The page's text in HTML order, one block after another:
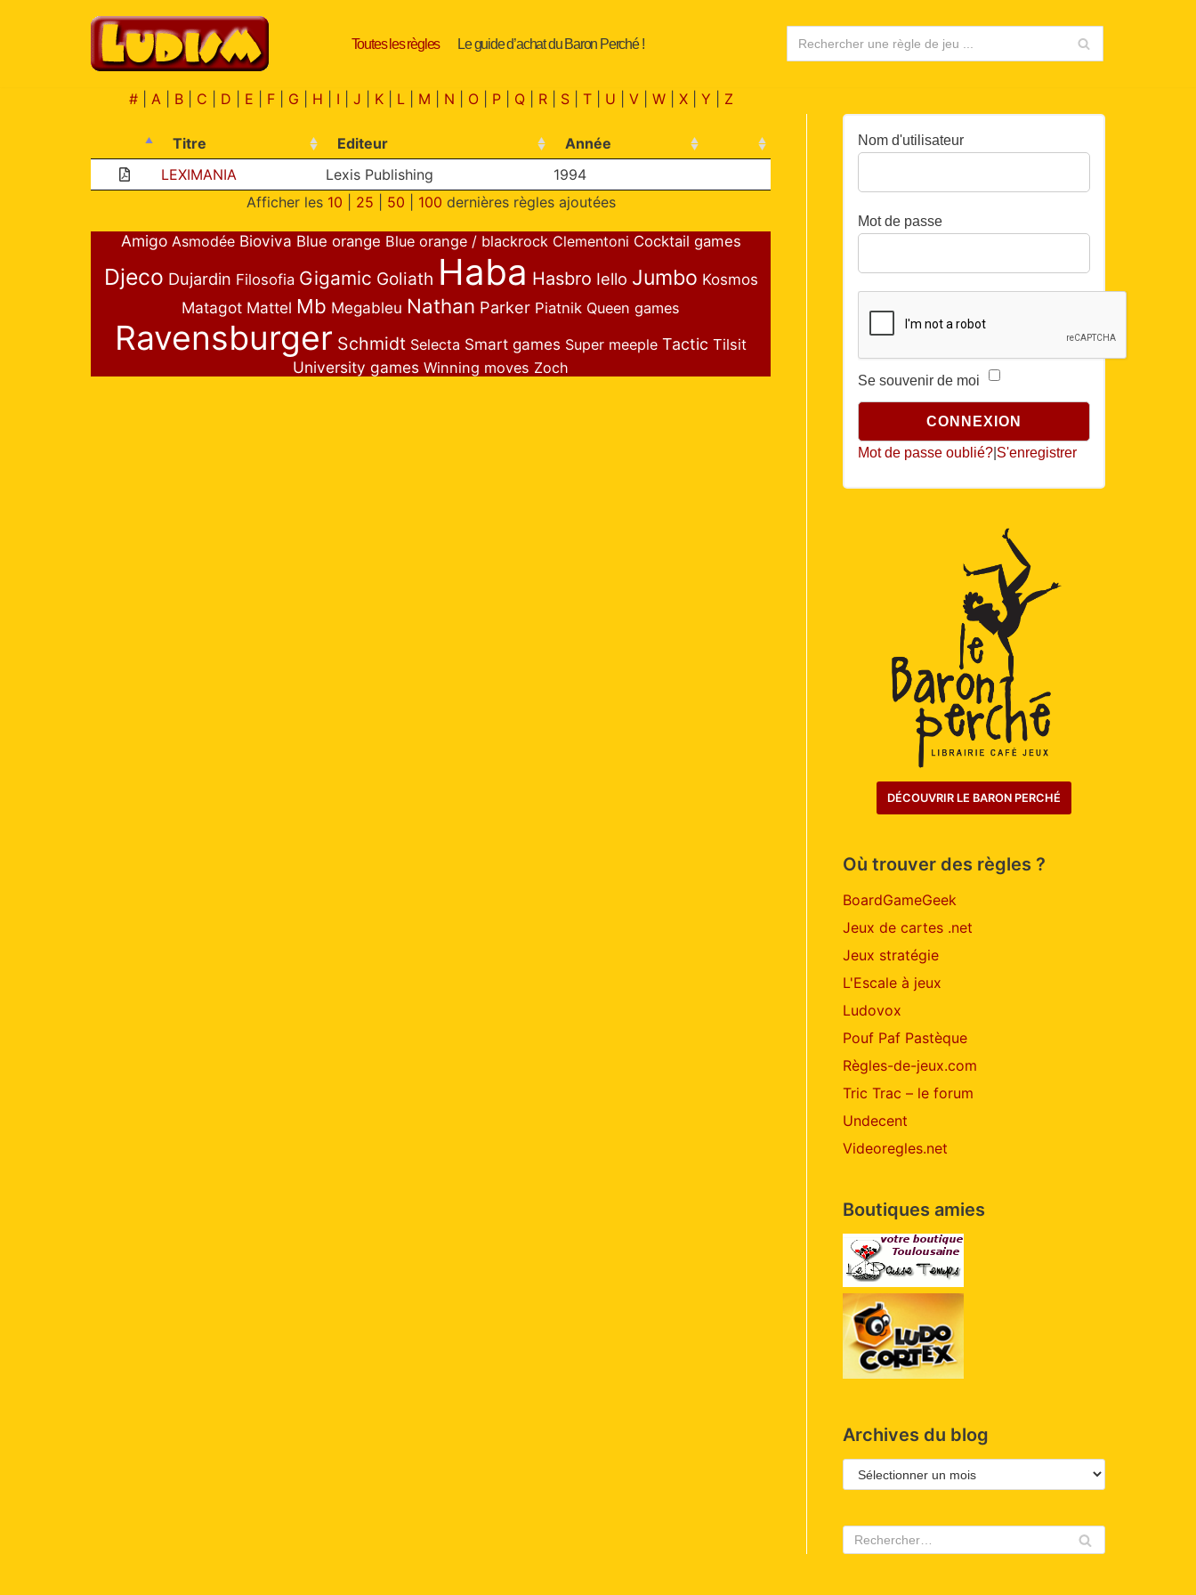
Toutes les règles Le guide d’achat du Baron Perché !
#| A| B| C D E F| G H I J K| L| M N O| P| Q| R| S| T| U V| W| X| Y Z
Titre Editeur
Année
LEXIMANIA
Lexis Publishing
1994
Afficher les 10 25 50 100 dernières règles ajoutées
Amigo Asmodée Bioviva Blue orange Blue orange / blackrock Clementoni Cocktail games
Djeco Dujardin Filosofia Gigamic Goliath Haba Hasbro Iello Jumbo Kosmos
Matagot Mattel Mb Megableu Nathan Parker Piatnik Queen games
Ravensburger Schmidt Selecta Smart games Super meeple Tactic Tilsit
University games Winning moves Zoch
Nom d'utilisateur
Mot de passe
Se souvenir de moi
Mot de passe oublié? S'enregistrer
DÉCOUVRIR LE BARON PERCHÉ
Où trouver des règles ?
BoardGameGeek
Jeux de cartes .net
Jeux stratégie
L'Escale à jeux
Ludovox
Pouf Paf Pastèque
Règles-de-jeux.com
Tric Trac – le forum
Undecent
Videoregles.net
Boutiques amies
Archives du blog